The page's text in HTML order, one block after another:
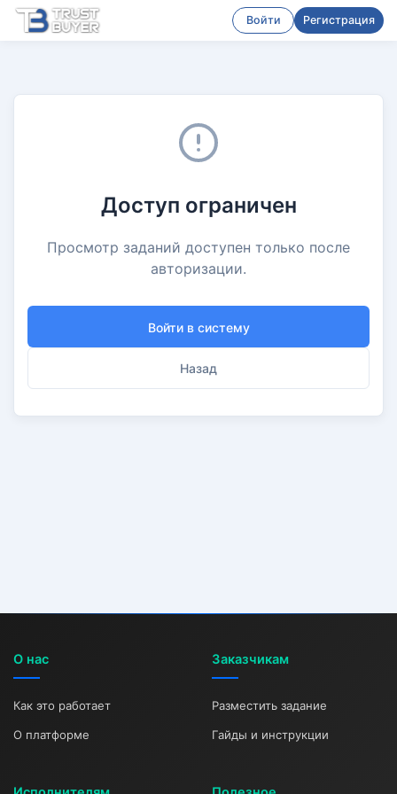
Войти Регистрация
Доступ ограничен
Просмотр заданий доступен только после
авторизации.
Войти в систему
Назад
О нас
Как это работает
О платформе
Заказчикам
Разместить задание
Гайды и инструкции